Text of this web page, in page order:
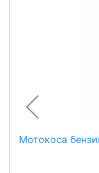
Мотокоса